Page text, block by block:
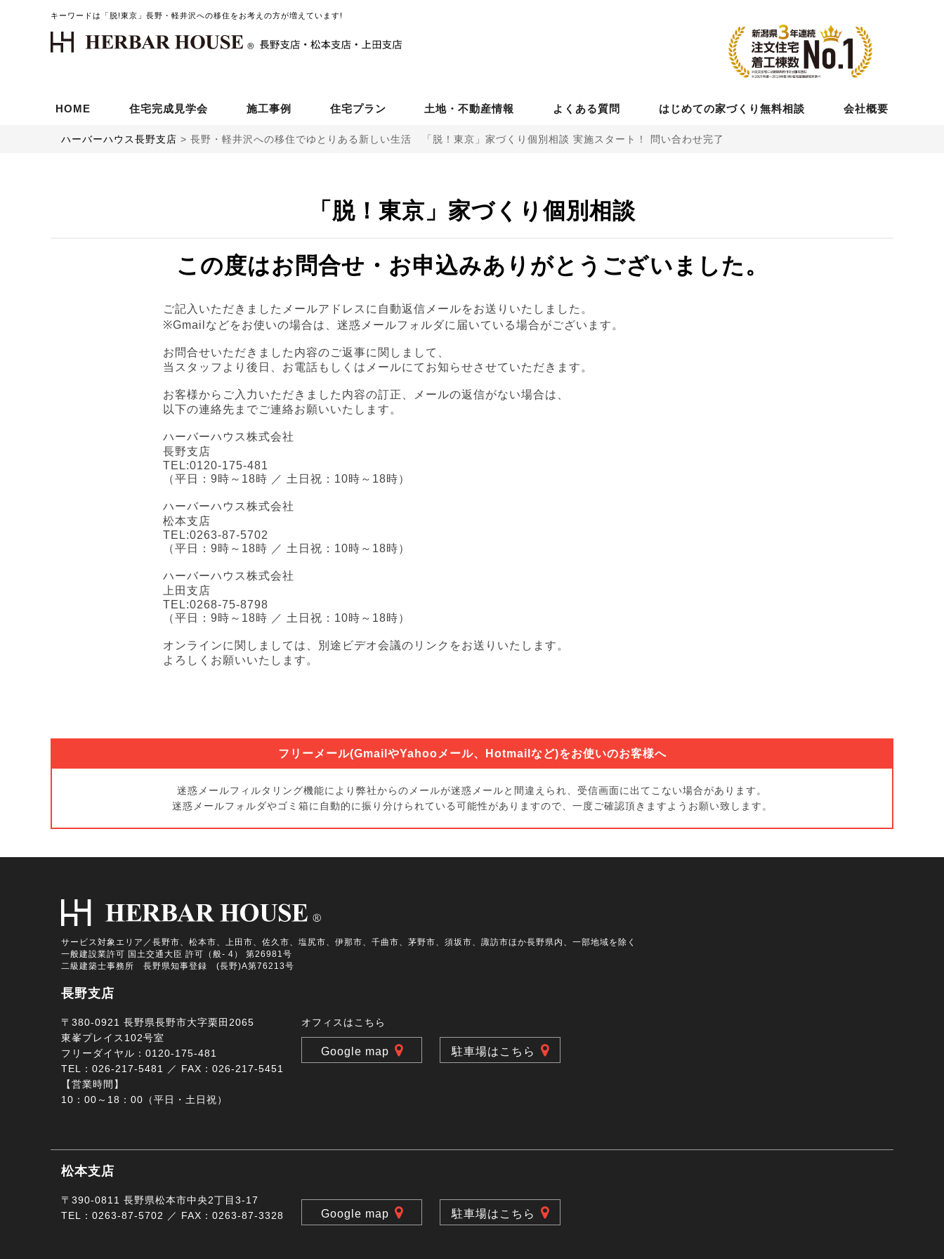
キーワードは「脱!東京」長野・軽井沢への移住をお考えの方が増えています!
HOME 住宅完成見学会 施工事例 住宅プラン 土地・不動産情報 よくある質問 はじめての家づくり無料相談 会社概要
ハーバーハウス長野支店 > 長野・軽井沢への移住でゆとりある新しい生活 「脱！東京」家づくり個別相談 実施スタート！ 問い合わせ完了
「脱！東京」家づくり個別相談
この度はお問合せ・お申込みありがとうございました。
ご記入いただきましたメールアドレスに 自動返信メールをお送りいたしました。
※Gmailなどをお使いの場合は、迷惑メールフォルダに届いている場合がございます。
お問合せいただきました内容のご返事に関しまして、
当スタッフより後日、お電話もしくはメールにてお知らせさせていただきます。
お客様からご入力いただきました内容の訂正、
メールの返信がない場合は、
以下の連絡先までご連絡お願いいたします。
ハーバーハウス株式会社
長野支店
TEL:0120-175-481
（平日：9時～18時 ／ 土日祝：10時～18時）
ハーバーハウス株式会社
松本支店
TEL:0263-87-5702
（平日：9時～18時 ／ 土日祝：10時～18時）
ハーバーハウス株式会社
上田支店
TEL:0268-75-8798
（平日：9時～18時 ／ 土日祝：10時～18時）
オンラインに関しましては、別途ビデオ会議のリンクをお送りいたします。
よろしくお願いいたします。
フリーメール(GmailやYahooメール、Hotmailなど)をお使いのお客様へ
迷惑メールフィルタリング機能により弊社からのメールが迷惑メールと間違えられ、受信画面に出てこない場合があります。
迷惑メールフォルダやゴミ箱に自動的に振り分けられている可能性がありますので、一度ご確認頂きますようお願い致します。
サービス対象エリア／長野市、松本市、上田市、佐久市、塩尻市、伊那市、千曲市、茅野市、須坂市、諏訪市ほか長野県内、一部地域を除く
一般建設業許可 国土交通大臣 許可（般- 4） 第26981号
二級建築士事務所 長野県知事登録 (長野)A第76213号
長野支店
〒380-0921 長野県長野市大字栗田2065
東峯プレイス102号室
フリーダイヤル：0120-175-481
TEL：026-217-5481 ／ FAX：026-217-5451
【営業時間】
10：00～18：00（平日・土日祝）
オフィスはこちら
Google map 駐車場はこちら
松本支店
〒390-0811 長野県松本市中央2丁目3-17
TEL：0263-87-5702 ／ FAX：0263-87-3328
Google map 駐車場はこちら